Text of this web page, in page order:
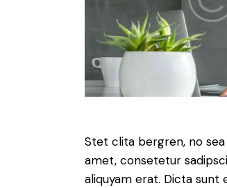
Stet clita bergren, no
amet, consetetur
aliquyam erat. Dicta